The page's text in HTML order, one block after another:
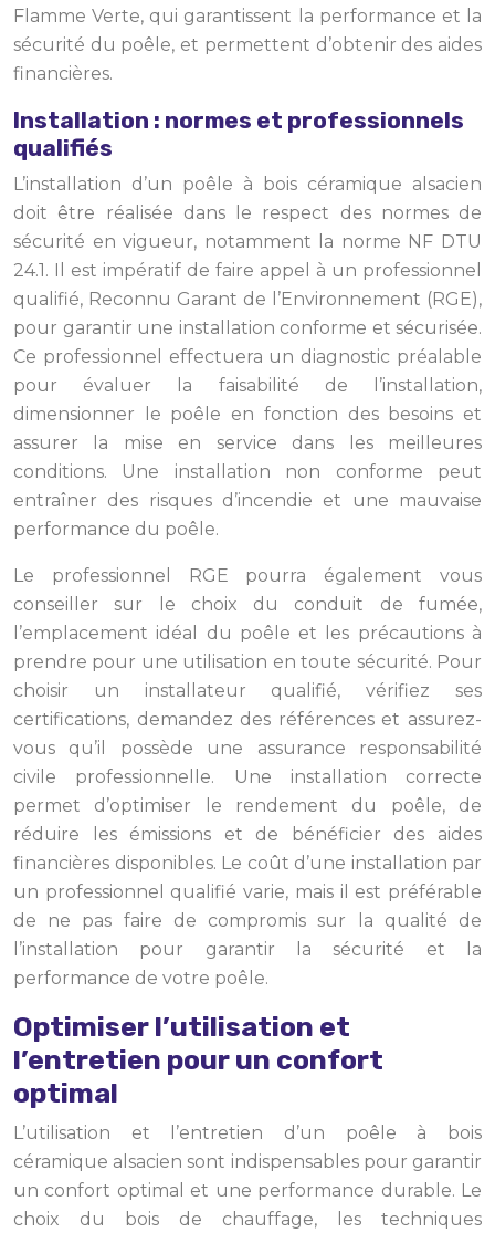
Flamme Verte, qui garantissent la performance et la
sécurité du poêle, et permettent d’obtenir des aides
financières.
Installation : normes et professionnels
qualifiés
L’installation d’un poêle à bois céramique alsacien
doit être réalisée dans le respect des normes de
sécurité en vigueur, notamment la norme NF DTU
24.1. Il est impératif de faire appel à un professionnel
qualifié, Reconnu Garant de l’Environnement (RGE),
pour garantir une installation conforme et sécurisée.
Ce professionnel effectuera un diagnostic préalable
pour évaluer la faisabilité de l’installation,
dimensionner le poêle en fonction des besoins et
assurer la mise en service dans les meilleures
conditions. Une installation non conforme peut
entraîner des risques d’incendie et une mauvaise
performance du poêle.
Le professionnel RGE pourra également vous
conseiller sur le choix du conduit de fumée,
l’emplacement idéal du poêle et les précautions à
prendre pour une utilisation en toute sécurité. Pour
choisir un installateur qualifié, vérifiez ses
certifications, demandez des références et assurez-
vous qu’il possède une assurance responsabilité
civile professionnelle. Une installation correcte
permet d’optimiser le rendement du poêle, de
réduire les émissions et de bénéficier des aides
financières disponibles. Le coût d’une installation par
un professionnel qualifié varie, mais il est préférable
de ne pas faire de compromis sur la qualité de
l’installation pour garantir la sécurité et la
performance de votre poêle.
Optimiser l’utilisation et
l’entretien pour un confort
optimal
L’utilisation et l’entretien d’un poêle à bois
céramique alsacien sont indispensables pour garantir
un confort optimal et une performance durable. Le
choix du bois de chauffage, les techniques